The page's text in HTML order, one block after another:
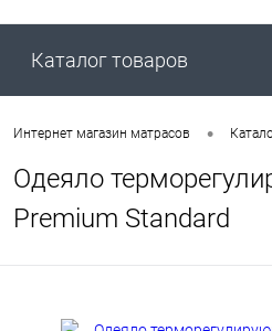
Каталог товаров
Интернет магазин матрасов •
Одеяло
Premium Standard